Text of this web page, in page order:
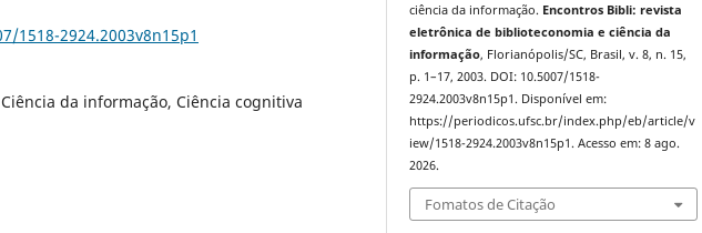
1518-2924.2003v8n15p1
da informação, Ciência cognitiva
ciência da informação. Encontros Bibli: revista
eletrônica de biblioteconomia e ciência da
informação, Florianópolis/SC, Brasil, v. 8, n. 15,
p. 1–17, 2003. DOI: 10.5007/1518-
2924.2003v8n15p1. Disponível em:
https://periodicos.ufsc.br/index.php/eb/article/v
iew/1518-2924.2003v8n15p1. Acesso em: 8 ago.
2026.
Fomatos de Citação